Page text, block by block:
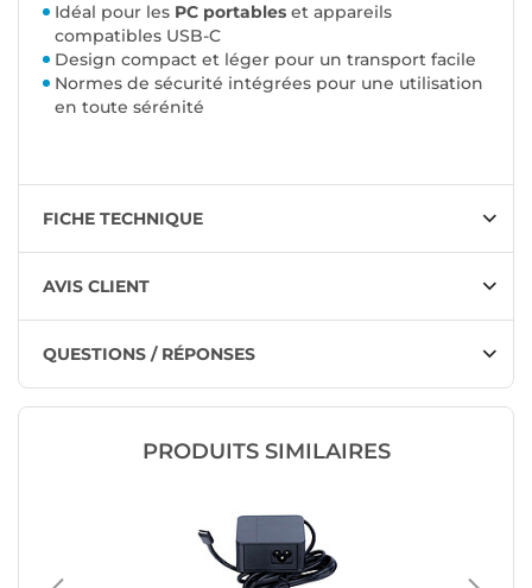
Idéal pour les PC portables et appareils
compatibles USB-C
Design compact et léger pour un transport facile
Normes de sécurité intégrées pour une utilisation
en toute sérénité
FICHE TECHNIQUE
AVIS CLIENT
QUESTIONS / RÉPONSES
PRODUITS SIMILAIRES